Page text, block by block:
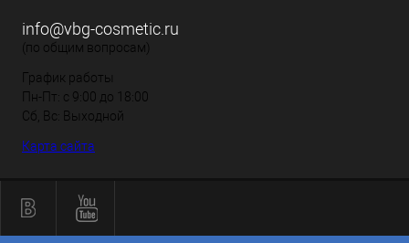
info@vbg-cosmetic.ru
(по общим вопросам)
График работы
Пн-Пт: с 9:00 до 18:00
Сб, Вс: Выходной
Карта сайта